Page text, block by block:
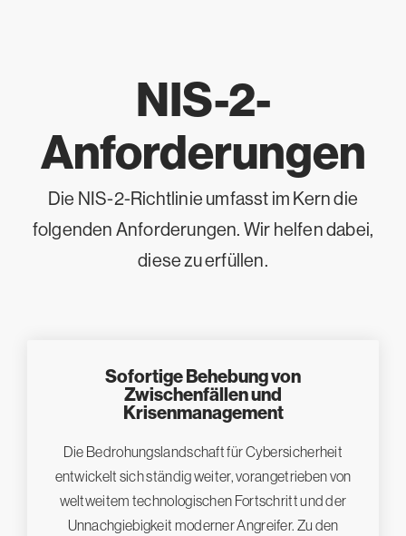
NIS-2-
Anforderungen
Die NIS-2-Richtlinie umfasst im Kern die
folgenden Anforderungen. Wir helfen dabei,
diese zu erfüllen.
Sofortige Behebung von
Zwischenfällen und
Krisenmanagement
Die Bedrohungslandschaft für Cybersicherheit
entwickelt sich ständig weiter, vorangetrieben von
weltweitem technologischen Fortschritt und der
Unnachgiebigkeit moderner Angreifer. Zu den